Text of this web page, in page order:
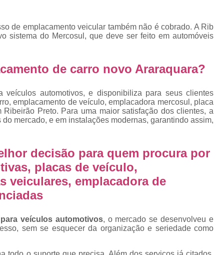
Emplacamento Placa Mercosul
Qual o Valor do Emplacamento da Placa
Valor do Emplacamento Mercosul
Emplacar
Emplacar Carros
Emplacar o Carro
Emplacar Veículo
Emplacar
Empresa de Emplacamento
Empresa de Emplacamento de Carro
Empresa de Emplacamento de Moto
Empresa Emplacamento
de emplacamento veicular também não é cobrado. A Rib
sistema do Mercosul, que deve ser feito em automóveis
de carro novo Araraquara?
automotivos, e disponibiliza para seus clientes
emplacamento de veículo, emplacadora mercosul, placa
Preto. Para uma maior satisfação dos clientes, a
mercado, e em instalações modernas, garantindo assim,
decisão para quem procura por
placas de veículo,
veiculares, emplacadora de
veículos automotivos, o mercado se desenvolveu e
sem se esquecer da organização e seriedade como